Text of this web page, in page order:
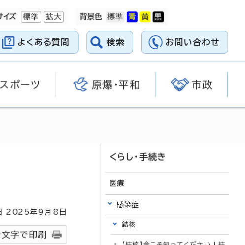
イズ 標準 拡大 背景色
よくある質問 検索 お問い合わせ
ポーツ 原爆・平和 市政
2025年9月8日
字で印刷
くらし・手続き
医療
感染症
結核